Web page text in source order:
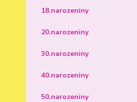
18.narozeniny
20.narozeniny
30.narozeniny
40.narozeniny
50.narozeniny